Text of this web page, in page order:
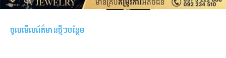
ចូលមើលព័ត៌មានថ្មីៗបន្ថែម